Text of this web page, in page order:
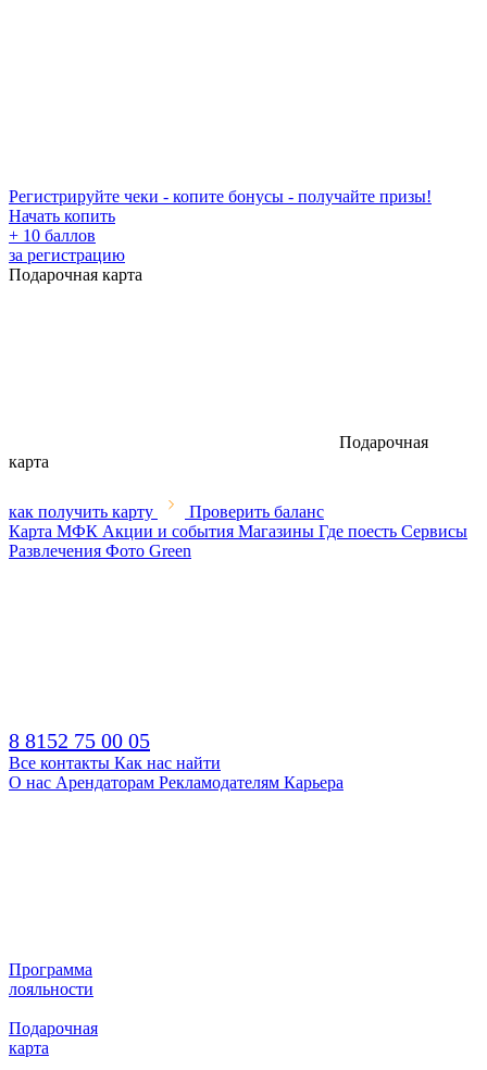
Регистрируйте чеки - копите бонусы - получайте призы!
Начать копить
+ 10 баллов
за регистрацию
Подарочная карта
Подарочная
карта
как получить карту
Проверить баланс
Карта МФК Акции и события Магазины Где поесть Сервисы
Развлечения Фото Green
8 8152 75 00 05
Все контакты Как нас найти
О нас Арендаторам Рекламодателям Карьера
Программа
лояльности
Подарочная
карта